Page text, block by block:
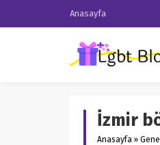
Anasayfa
İzmir
Anasayfa »